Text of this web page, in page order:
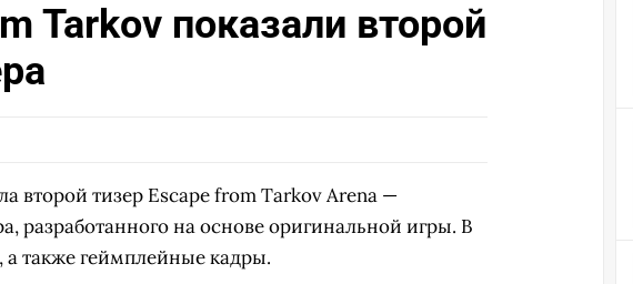
Tarkov показали второй
второй тизер Escape from Tarkov Arena —
разработанного на основе оригинальной игры. В
также геймплейные кадры.